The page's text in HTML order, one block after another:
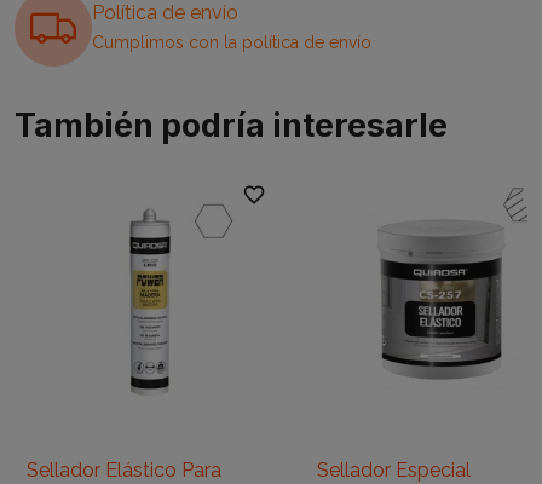
Política de envío
Cumplimos con la política de envío
También podría interesarle
favorite_border
Sellador Elástico Para
Sellador Especial